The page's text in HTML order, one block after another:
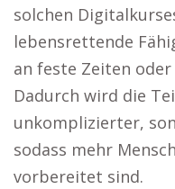
solchen
lebensrettende
an feste Zeiten
Dadurch wird die
unkomplizierter,
sodass mehr
vorbereitet sind.